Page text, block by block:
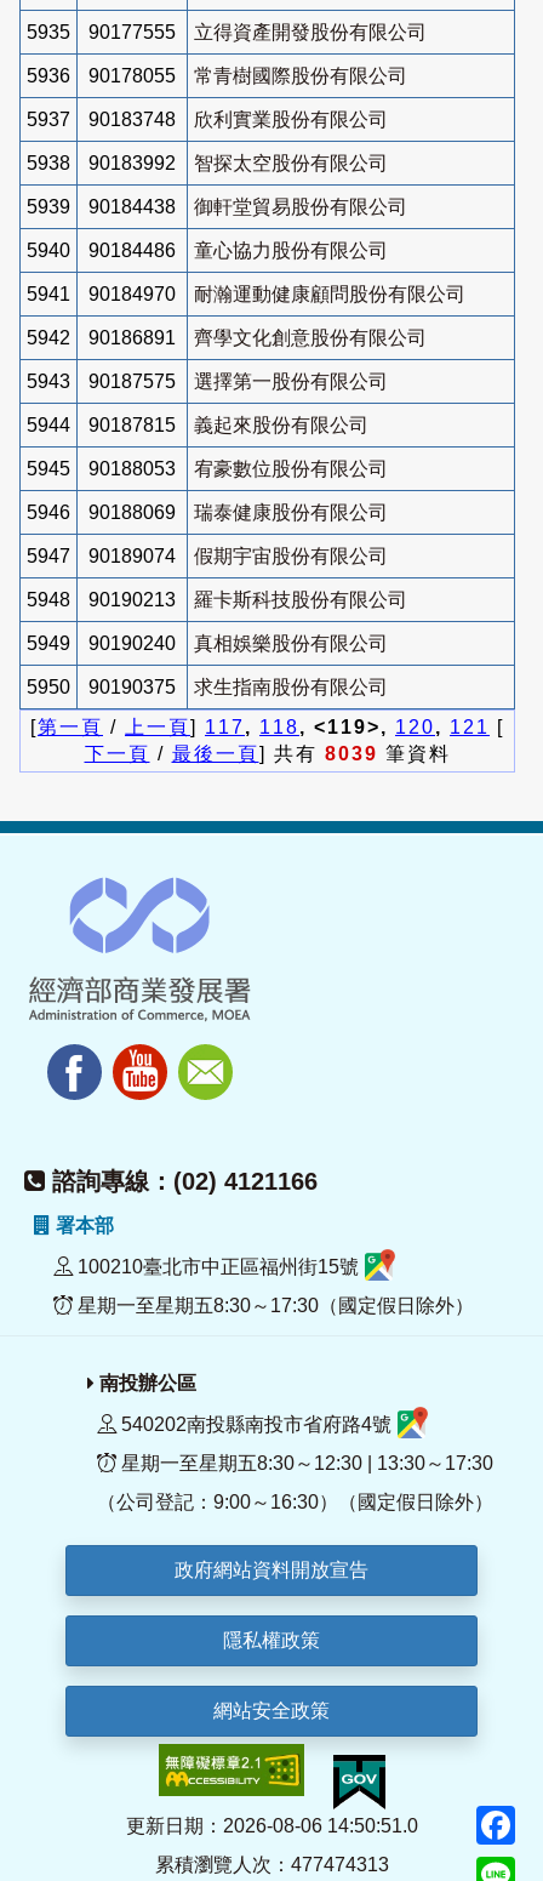
5935 90177555 立得資產開發股份有限公司
5936 90178055 常青樹國際股份有限公司
5937 90183748 欣利實業股份有限公司
5938 90183992 智探太空股份有限公司
5939 90184438 御軒堂貿易股份有限公司
5940 90184486 童心協力股份有限公司
5941 90184970 耐瀚運動健康顧問股份有限公司
5942 90186891 齊學文化創意股份有限公司
5943 90187575 選擇第一股份有限公司
5944 90187815 義起來股份有限公司
5945 90188053 宥豪數位股份有限公司
5946 90188069 瑞泰健康股份有限公司
5947 90189074 假期宇宙股份有限公司
5948 90190213 羅卡斯科技股份有限公司
5949 90190240 真相娛樂股份有限公司
5950 90190375
求生指南股份有限公司
[第一頁 / 上一頁] 117, 118, <119>, 120, 121
[
下一頁 / 最後一頁] 共有 8039 筆資料
諮詢專線：(02) 4121166
署本部
100210臺北市中正區福州街15號
星期一至星期五8:30～17:30（國定假日除外）
南投辦公區
540202南投縣南投市省府路4號
星期一至星期五8:30～12:30 | 13:30～17:30
（公司登記：9:00～16:30）（國定假日除外）
政府網站資料開放宣告
隱私權政策
網站安全政策
更新日期：2026-08-06 14:50:51.0
累積瀏覽人次：477474313